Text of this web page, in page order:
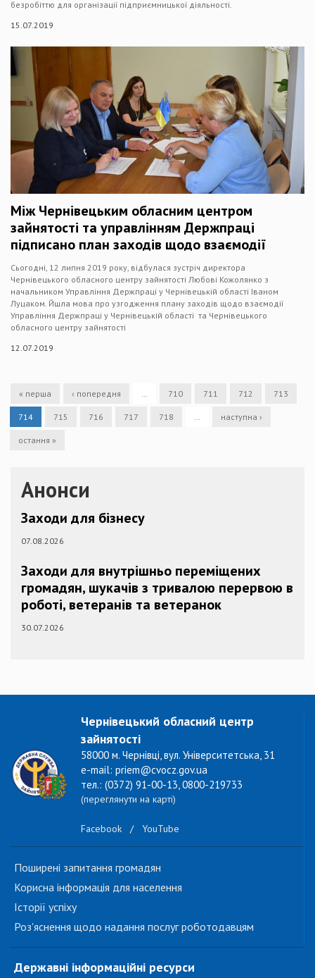
безробіттю для організації підприємницької діяльності.
15.07.2019
Між Чернівецьким обласним центром
зайнятості та управлінням Держпраці
підписано план заходів щодо взаємодії
Сьогодні, 12 липня 2019 року, відбулася зустріч директора
Чернівецького обласного центру зайнятості Любові Кожолянко з
начальником Управління Держпраці у Чернівецькій області Іваном
Луцаком. Йшла мова про узгодження плану заходів щодо взаємодії
Управління Держпраці у Чернівецькій області та Чернівецького
обласного центру зайнятості
12.07.2019
« перша ‹ попередня 710 711 712 713
714 715 716 717 718 наступна ›
остання »
Анонси
Заходи для бізнесу
07.08.2026
Заходи для внутрішньо переміщених
громадян, шукачів з тривалою перервою в
роботі, ветеранів та ветеранок
30.07.2026
Чернівецький обласний центр
зайнятості
58000 м. Чернівці, вул. Університетська, 31
e-mail: priem@cvocz.gov.ua
тел.: (0372) 91-00-13, 0800-219733
(переглянути на карті)
Facebook / YouTube
Поширені запитання громадян
Корисна інформація для населення
Історії успіху
Роз'яснення щодо надання послуг роботодавцям
Державні інформаційні ресурси